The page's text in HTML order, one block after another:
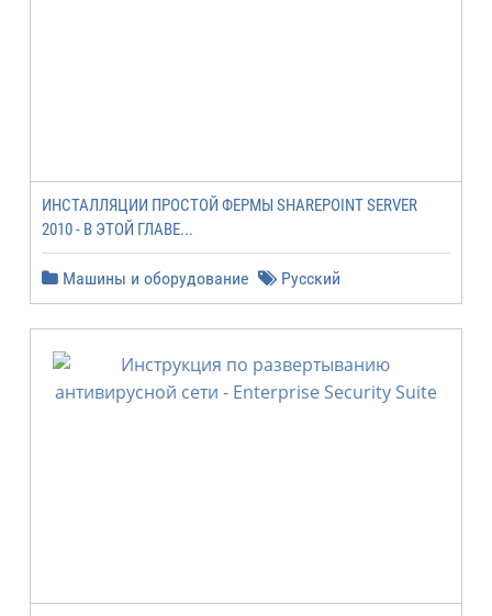
ИНСТАЛЛЯЦИИ ПРОСТОЙ ФЕРМЫ SHAREPOINT SERVER
2010 - В ЭТОЙ ГЛАВЕ...
Машины и оборудование Русский